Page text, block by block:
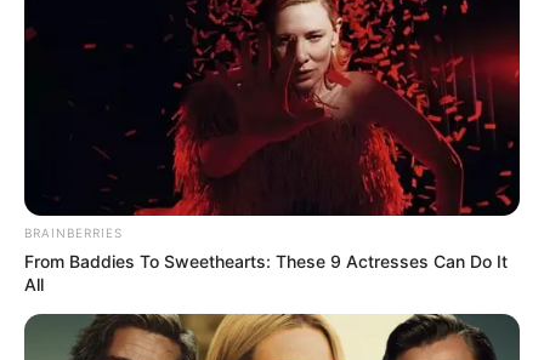
ASESINATO
Murió Orlando Pelayo,
sujeto que asesinó y
secuestro a su propio hijo
de 11 meses en Chía
GAULA
Mujer policía del Gaula
hombre por facebook para
capturarlo
BRAINBERRIES
From Baddies To Sweethearts: These 9 Actresses Can Do It
All